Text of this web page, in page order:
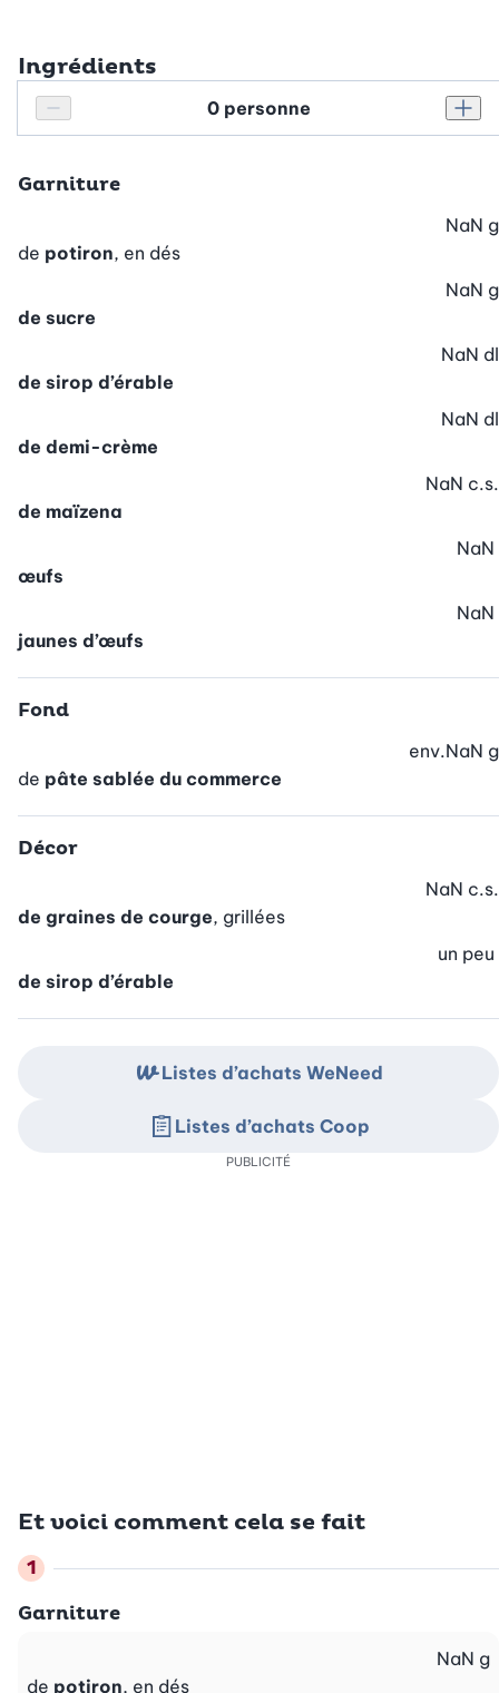
Ingrédients
Réduire le nombre de personnes
Personnes
Garniture
de potiron, en dés
NaN g
de sucre
NaN g
de sirop d’érable
NaN dl
de demi-crème
NaN dl
de maïzena
NaN c.s.
œufs
NaN
jaunes d’œufs
NaN
Fond
de pâte sablée du commerce
env.NaN g
Décor
de graines de courge, grillées
NaN c.s.
de sirop d’érable
un peu
Et voici comment cela se fait
Garniture
de potiron, en dés
NaN g
Listes d’achats WeNeed
Listes d’achats Coop
PUBLICITÉ